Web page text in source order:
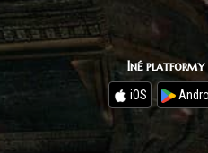
Iné platformy
iOS